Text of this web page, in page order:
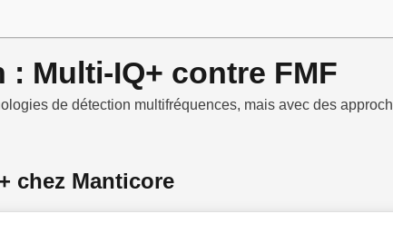
Multi-IQ+ contre FMF
de détection multifréquences, mais avec des
chez Manticore